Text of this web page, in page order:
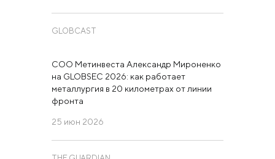
СБРОСИТЬ НАЙТИ
GLOBCAST
COO Метинвеста Александр Мироненко
на GLOBSEC 2026: как работает
металлургия в 20 километрах от линии
фронта
25 июн 2026